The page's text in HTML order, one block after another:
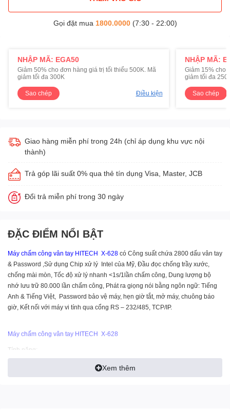
Gọi đặt mua 1800.0000(7:30 - 22:00)
NHẬP MÃ: EGA50
Giảm 50% cho đơn hàng giá trị tối thiểu 500K. Mã
giảm tối đa 300K
Sao chép Điều kiện
NHẬP MÃ:
Giảm 15% cho
giảm tối đa
Sao chép
Giao hàng miễn phí trong 24h (chỉ áp dụng khu vực nội
thành)
Trả góp lãi suất 0% qua thẻ tín dụng Visa, Master, JCB
Đổi trả miễn phí trong 30 ngày
ĐẶC ĐIỂM NỔI BẬT
Máy chấm công vân tay HITECH X-628 có Công suất chứa 2800 dấu vân tay
& Password ,Sử dụng Chip xử lý Intel của Mỹ, Đầu đọc chống trầy xước,
chống mài mòn, Tốc độ xử lý nhanh <1s/1lần chấm công, Dung lượng bộ
nhớ lưu trữ 80.000 lần chấm công, Phát ra giọng nói bằng ngôn ngữ: Tiếng
Anh & Tiếng Việt, Password bảo vệ máy, hẹn giờ tắt, mở máy, chuông báo
giờ, Kết nối với máy vi tính qua cổng RS – 232/485, TCP/IP.
Máy chấm công vân tay HITECH X-628
Tính năng:
- Tích hợp nhiều dấu vân tay.
- Công suất chứa 2800 dấu vân tay & Password
Xem thêm